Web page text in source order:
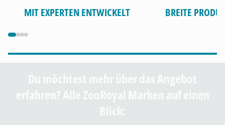
MIT EXPERTEN ENTWICKELT BREITE